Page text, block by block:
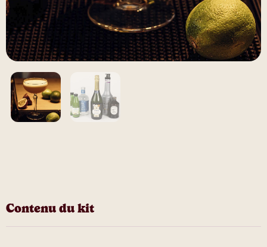
Contenu du kit